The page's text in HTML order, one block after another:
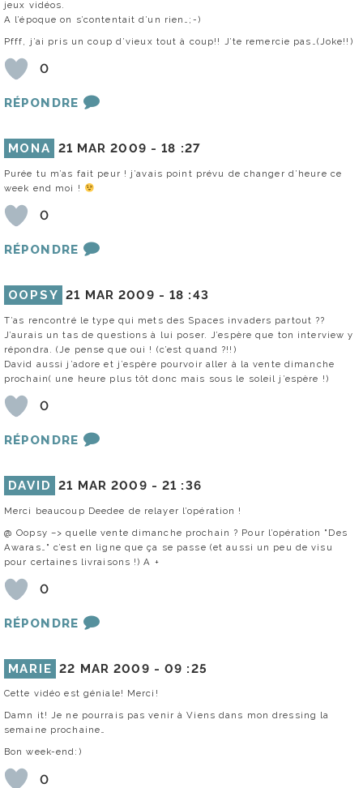
jeux vidéos.
A l’époque on s’contentait d’un rien…;-)
Pfff, j’ai pris un coup d’vieux tout à coup!! J’te remercie pas…(Joke!!)
0
RÉPONDRE
MONA 21 MAR 2009 -18 :27
Purée tu m’as fait peur ! j’avais point prévu de changer d’heure ce
week end moi !
0
RÉPONDRE
OOPSY 21 MAR 2009 -18 :43
T’as rencontré le type qui mets des Spaces invaders partout ??
J’aurais un tas de questions à lui poser. J’espère que ton interview y
répondra. (Je pense que oui ! (c’est quand ?!!)
David aussi j’adore et j’espère pourvoir aller à la vente dimanche
prochain( une heure plus tôt donc mais sous le soleil j’espère !)
0
RÉPONDRE
DAVID 21 MAR 2009 -21 :36
Merci beaucoup Deedee de relayer l’opération !
@ Oopsy –> quelle vente dimanche prochain ? Pour l’opération "Des
Awaras…" c’est en ligne que ça se passe (et aussi un peu de visu
pour certaines livraisons !) A +
0
RÉPONDRE
MARIE 22 MAR 2009 -09 :25
Cette vidéo est géniale! Merci!
Damn it! Je ne pourrais pas venir à Viens dans mon dressing la
semaine prochaine…
Bon week-end:)
0